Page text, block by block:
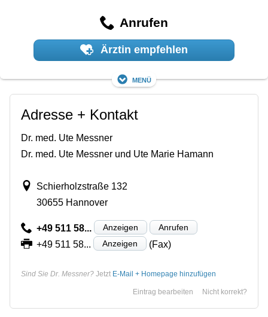
Anrufen
Ärztin empfehlen
Menü
Adresse + Kontakt
Dr. med. Ute Messner
Dr. med. Ute Messner und Ute Marie Hamann
Schierholzstraße 132
30655 Hannover
+49 511 58... Anzeigen Anrufen
+49 511 58... Anzeigen (Fax)
Sind Sie Dr. Messner? Jetzt E-Mail + Homepage hinzufügen
Nicht korrekt?
Eintrag bearbeiten